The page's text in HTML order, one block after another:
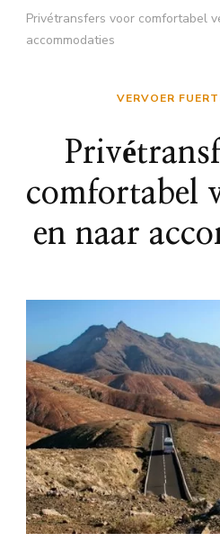
Privétransfers voor comfortabel
accommodaties
VERVOER
comfortabel
en naar